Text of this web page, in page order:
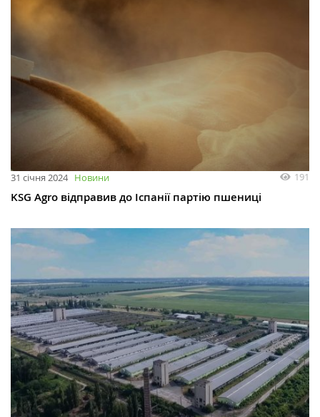
31 січня 2024 Новини 191
KSG Agro відправив до Іспанії партію пшениці